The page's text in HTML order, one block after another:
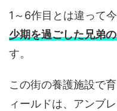
1～6作目とは違って今
少期を過ごした兄弟
す。
この街の養護施設で
ィールドは、アンブ